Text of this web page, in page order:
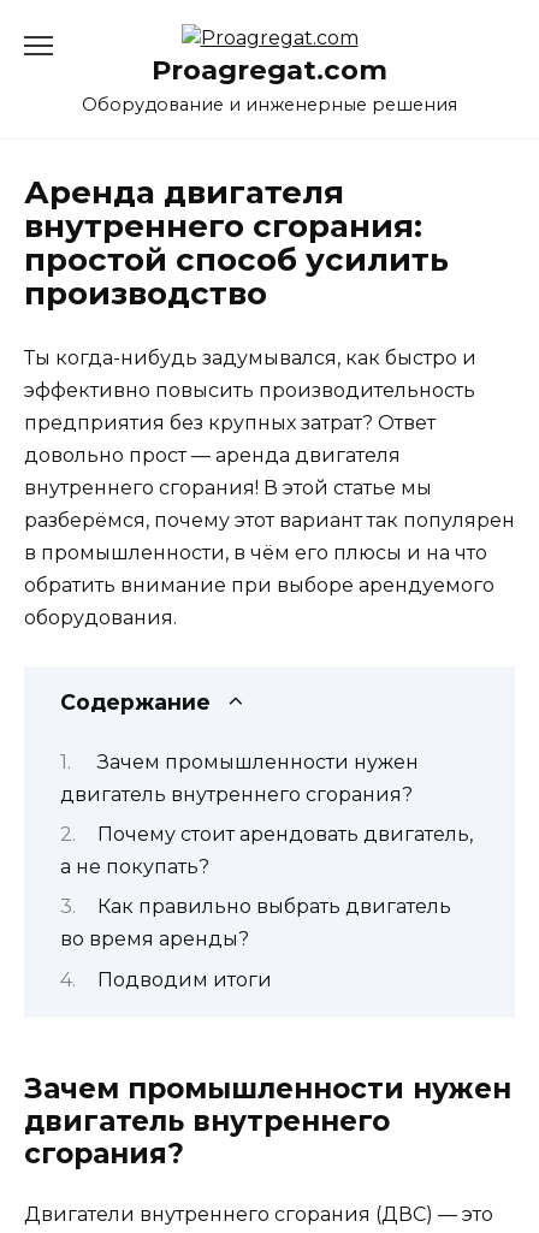
Proagregat.com
Оборудование и инженерные решения
Аренда двигателя
внутреннего сгорания:
простой способ усилить
производство
Ты когда-нибудь задумывался, как быстро и
эффективно повысить производительность
предприятия без крупных затрат? Ответ
довольно прост — аренда двигателя
внутреннего сгорания! В этой статье мы
разберёмся, почему этот вариант так популярен
в промышленности, в чём его плюсы и на что
обратить внимание при выборе арендуемого
оборудования.
Содержание
Зачем промышленности нужен
двигатель внутреннего сгорания?
Почему стоит арендовать двигатель,
а не покупать?
Как правильно выбрать двигатель
во время аренды?
Подводим итоги
Зачем промышленности нужен
двигатель внутреннего
сгорания?
Двигатели внутреннего сгорания (ДВС) — это